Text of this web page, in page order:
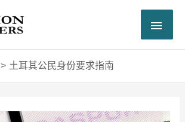
主
菜
土耳其公民身份要求指南